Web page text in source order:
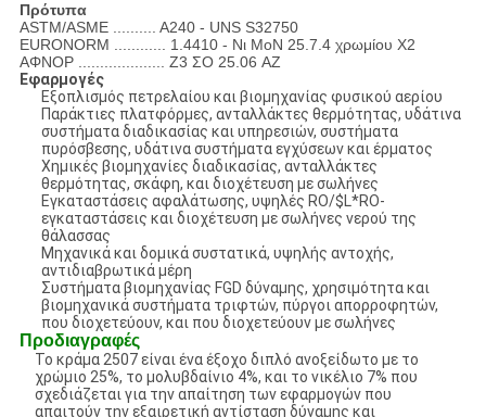
Πρότυπα
ASTM/ASME .......... A240 - UNS S32750
EURONORM ............ 1.4410 - Νι MoN 25.7.4 χρωμίου X2
ΑΦΝΟΡ .................... Z3 ΣΟ 25.06 AZ
Εφαρμογές
Εξοπλισμός πετρελαίου και βιομηχανίας φυσικού αερίου
Παράκτιες πλατφόρμες, ανταλλάκτες θερμότητας, υδάτινα
συστήματα διαδικασίας και υπηρεσιών, συστήματα
πυρόσβεσης, υδάτινα συστήματα εγχύσεων και έρματος
Χημικές βιομηχανίες διαδικασίας, ανταλλάκτες
θερμότητας, σκάφη, και διοχέτευση με σωλήνες
Εγκαταστάσεις αφαλάτωσης, υψηλές RO/$L*RO-
εγκαταστάσεις και διοχέτευση με σωλήνες νερού της
θάλασσας
Μηχανικά και δομικά συστατικά, υψηλής αντοχής,
αντιδιαβρωτικά μέρη
Συστήματα βιομηχανίας FGD δύναμης, χρησιμότητα και
βιομηχανικά συστήματα τριφτών, πύργοι απορροφητών,
που διοχετεύουν, και που διοχετεύουν με σωλήνες
Προδιαγραφές
Το κράμα 2507 είναι ένα έξοχο διπλό ανοξείδωτο με το
χρώμιο 25%, το μολυβδαίνιο 4%, και το νικέλιο 7% που
σχεδιάζεται για την απαίτηση των εφαρμογών που
απαιτούν την εξαιρετική αντίσταση δύναμης και